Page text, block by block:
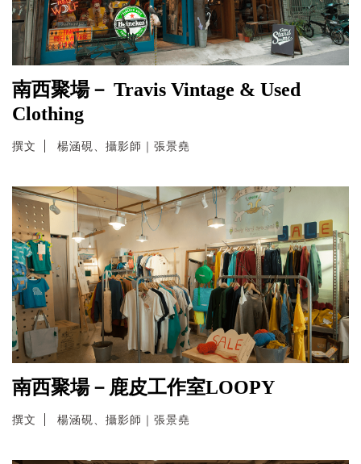
南西聚場－ Travis Vintage & Used
Clothing
撰文 楊涵硯、攝影師｜張景堯
南西聚場－鹿皮工作室LOOPY
撰文 楊涵硯、攝影師｜張景堯